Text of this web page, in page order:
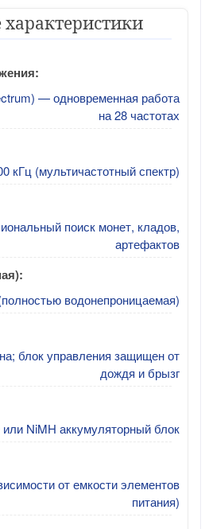
характеристики
— одновременная работа
на 28 частотах
кГц (мультичастотный спектр)
поиск монет, кладов,
артефактов
водонепроницаемая)
блок управления защищен от
дождя и брызг
NiMH аккумуляторный блок
от емкости элементов
питания)